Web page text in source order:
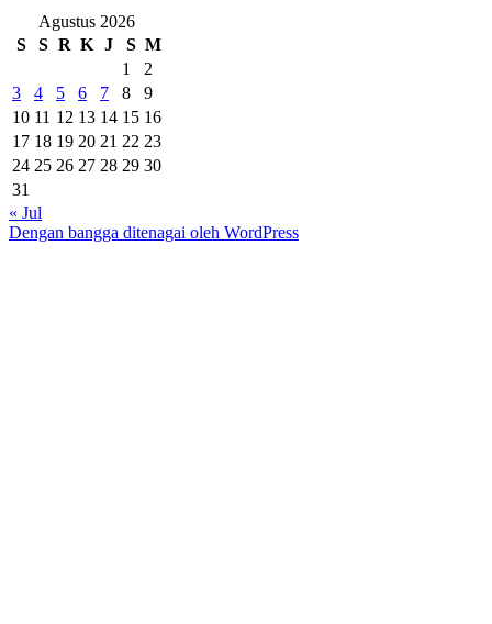
Agustus 2026
S
S R K J S M
1
2
3
4 5 6 7 8
9
10 11 12 13 14 15 16
17 18 19 20 21 22 23
24 25 26 27 28 29 30
31
« Jul
Dengan bangga ditenagai oleh WordPress